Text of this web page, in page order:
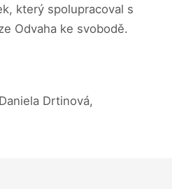
který spolupracoval s
Odvaha ke svobodě.
Drtinová,